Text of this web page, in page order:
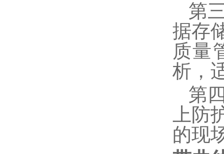
第
据存
质量
析，
第
上
的现